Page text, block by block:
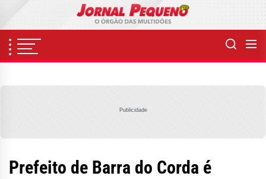
content
Publicidade
Prefeito de Barra do Corda é